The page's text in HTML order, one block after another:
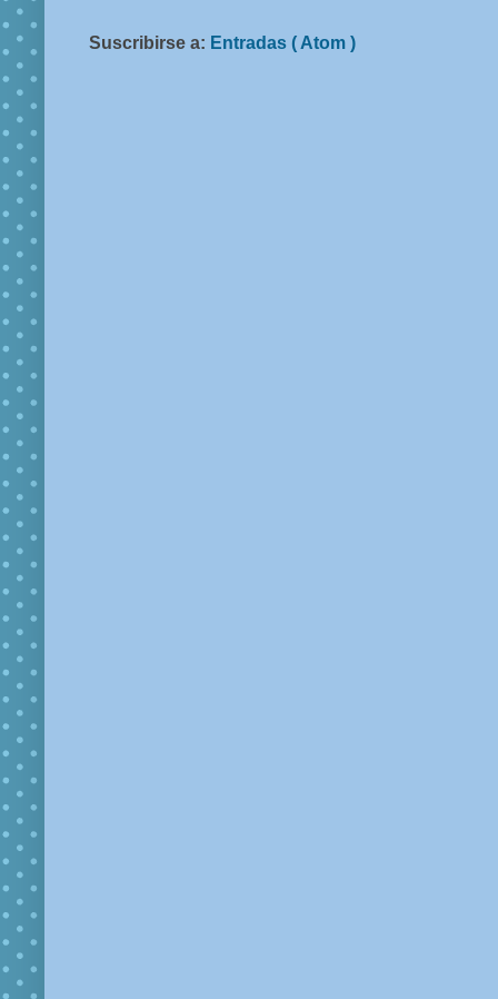
Suscribirse a: Entradas ( Atom )